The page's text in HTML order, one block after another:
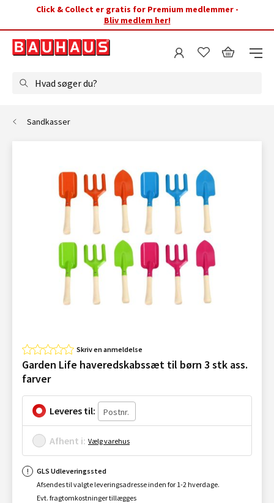
Click & Collect er gratis for Premium medlemmer -
Bliv medlem her!
Hvad søger du?
Sandkasser
Skriv en anmeldelse
Garden Life haveredskabssæt til børn 3 stk ass.
farver
Leveres til:
Afhent i: Vælg varehus
GLS Udleveringssted
Afsendes til valgte leveringsadresse inden for 1-2 hverdage.
Evt. fragtomkostninger tillægges